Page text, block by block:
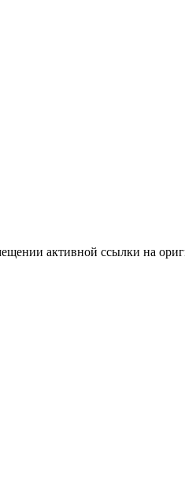
активной ссылки на